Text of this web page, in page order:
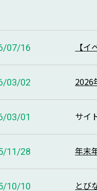
07/16 【
03/02 2026
03/01 サイ
11/28 年末
10/10 とび